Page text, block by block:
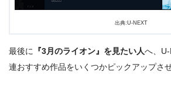
出典:U-NEXT
最後に 『3月のライオン』を見たい人へ、
連おすすめ作品をいくつかピックアップさ